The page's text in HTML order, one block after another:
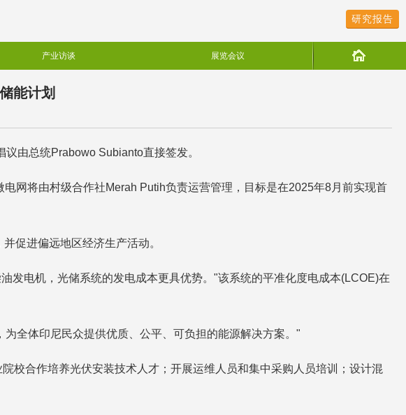
研究报告
产业访谈 展览会议
能计划
由总统Prabowo Subianto直接签发。
网将由村级合作社Merah Putih负责运营管理，目标是在2025年8月前实现首
促进偏远地区经济生产活动。
发电机，光储系统的发电成本更具优势。"该系统的平准化度电成本(LCOE)在
全体印尼民众提供优质、公平、可负担的能源解决方案。"
校合作培养光伏安装技术人才；开展运维人员和集中采购人员培训；设计混